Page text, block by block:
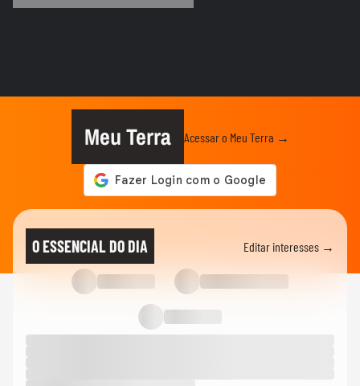
01:22
Médica é presa em flagrante após furtar
produtos de supermercado...
MP-PR denuncia homem que chutou
rosto de filha de 3 anos por tortura
Mulher com filhos autistas denuncia ter
sido impedida de deixar...
Meu Terra Acessar o Meu Terra →
O ESSENCIAL DO DIA Editar interesses →